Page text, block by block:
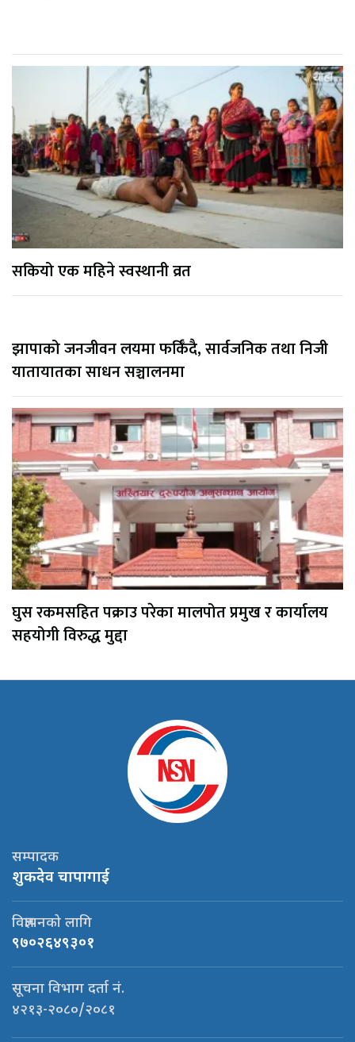
सकियो एक महिने स्वस्थानी व्रत
झापाको जनजीवन लयमा फर्किँदै, सार्वजनिक तथा निजी
यातायातका साधन सञ्चालनमा
घुस रकमसहित पक्राउ परेका मालपोत प्रमुख र कार्यालय
सहयोगी विरुद्ध मुद्दा
सम्पादक
शुकदेव चापागाई
विज्ञापनको लागि
९७०२६४९३०१
सूचना विभाग दर्ता नं.
४२१३-२०८०/२०८१